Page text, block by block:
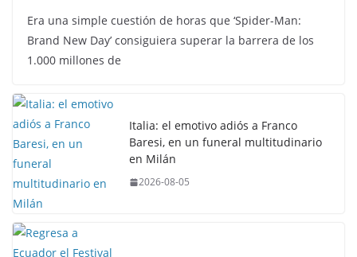
Era una simple cuestión de horas que ‘Spider-Man:
Brand New Day’ consiguiera superar la barrera de los
1.000 millones de
Italia: el emotivo adiós a Franco
Baresi, en un funeral multitudinario
en Milán
2026-08-05